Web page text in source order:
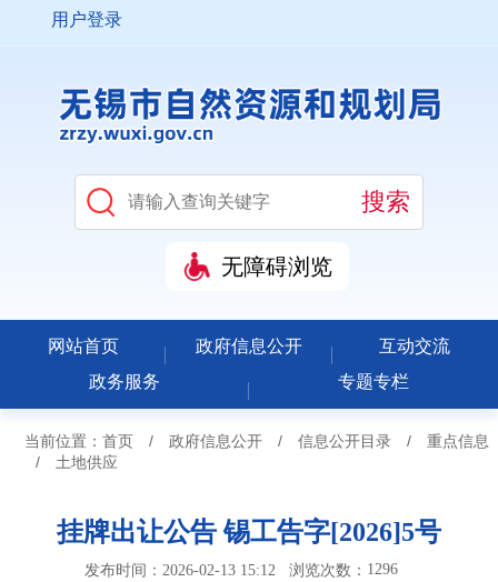
用户登录
无障碍浏览
网站首页 政府信息公开
互动交流
政务服务
专题专栏
当前位置： 首页 / 政府信息公开 / 信息公开目录 /
重点信息
/
土地供应
挂牌出让公告 锡工告字[2026]5号
发布时间：2026-02-13 15:12浏览次数： 1296